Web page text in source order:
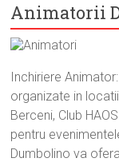
Animatorii
Inchiriere
organizate in
Berceni, Club
pentru
Dumbolino va